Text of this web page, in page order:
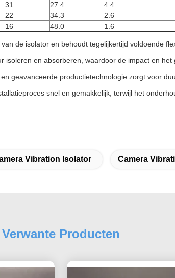
31 27.4
4.4
22 34.3
2.6
16 48.0
1.6
de isolator en behoudt tegelijkertijd voldoende
en absorberen, waardoor de impact en
geavanceerde productietechnologie zorgt voor
snel en gemakkelijk, terwijl het
Vibration Isolator Camera
Verwante Producten